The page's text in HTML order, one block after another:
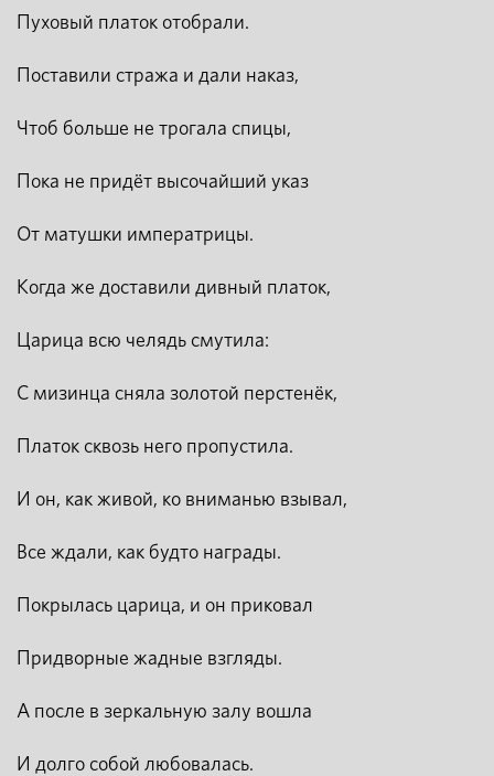
Пуховый платок отобрали.
Поставили стража и дали наказ,
Чтоб больше не трогала спицы,
Пока не придёт высочайший указ
От матушки императрицы.
Когда же доставили дивный платок,
Царица всю челядь смутила:
С мизинца сняла золотой перстенёк,
Платок сквозь него пропустила.
И он, как живой, ко вниманью взывал,
Все ждали, как будто награды.
Покрылась царица, и он приковал
Придворные жадные взгляды.
А после в зеркальную залу вошла
И долго собой любовалась.